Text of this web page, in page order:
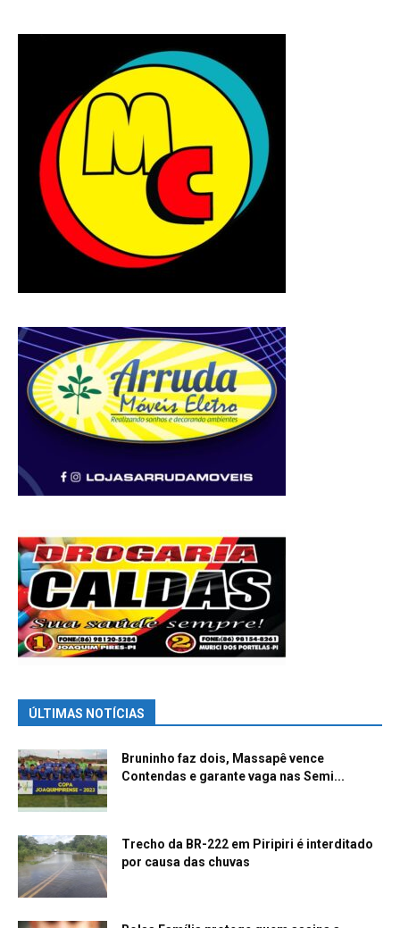
ÚLTIMAS NOTÍCIAS
Bruninho faz dois, Massapê vence
Contendas e garante vaga nas Semi...
Trecho da BR-222 em Piripiri é interditado
por causa das chuvas